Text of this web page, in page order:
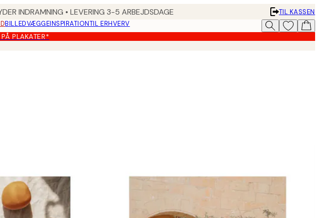
INDRAMNING • LEVERING 3-5 ARBEJDSDAGE
TIL KASSEN
BILLEDVÆGGEINSPIRATIONTIL ERHVERV
PLAKATER*